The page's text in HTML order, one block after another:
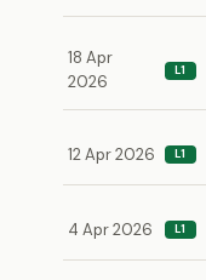
18 Apr
2026
L1
12 Apr 2026 L1
4 Apr 2026 L1